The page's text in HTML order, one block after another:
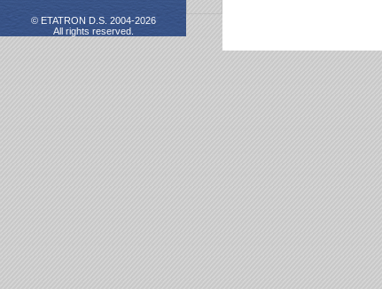
© ETATRON D.S. 2004-2026
All rights reserved.